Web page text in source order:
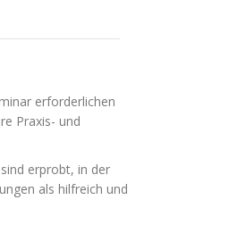
erforderlichen
Praxis- und
erprobt, in der
als hilfreich und